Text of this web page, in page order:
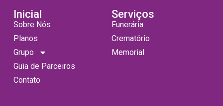
Inicial
Sobre Nós
Planos
Grupo
Guia de Parceiros
Contato
Serviços
Funerária
Crematório
Memorial